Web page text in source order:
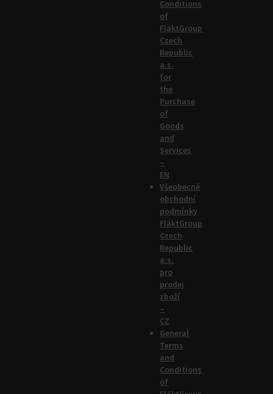
Conditions
of
FläktGroup
Czech
Republic
a.s.
for
the
Purchase
of
Goods
and
Services
–
EN
Všeobecné
obchodní
podmínky
FläktGroup
Czech
Republic
a.s.
pro
prodej
zboží
–
CZ
General
Terms
and
Conditions
of